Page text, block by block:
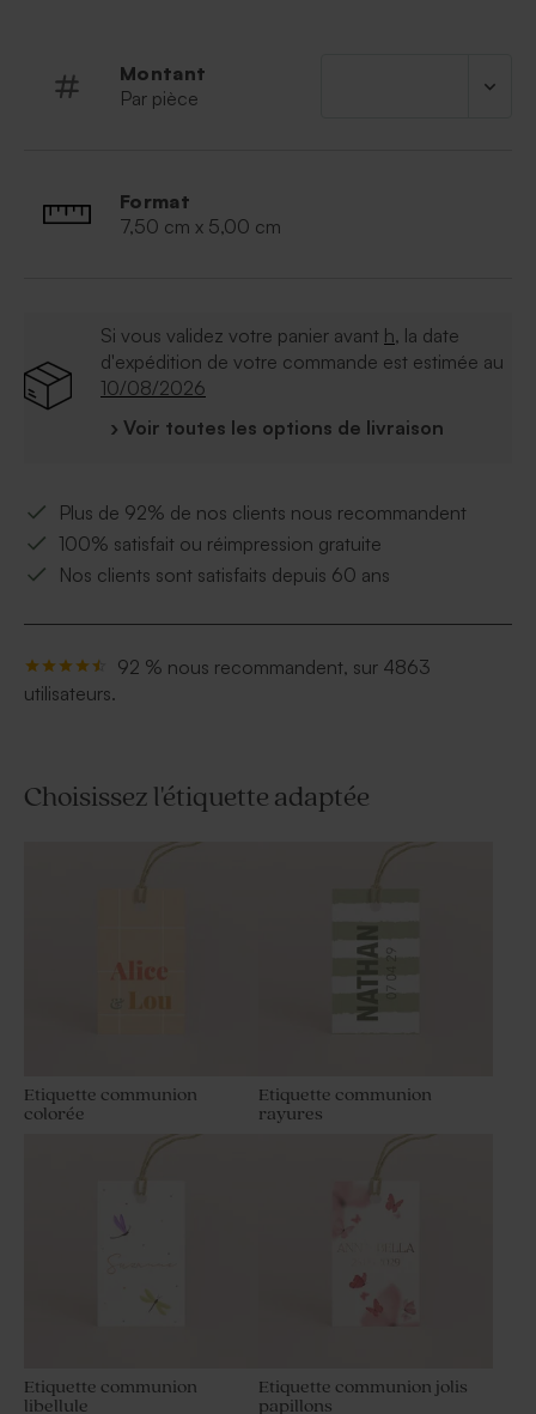
nouer au savon.
savons.
Avec un habillage en papier :
À retenir :
Palmiste de sodium, Glycérine, Parfum, Sorbitol,
Chlorure, Acide de palmiste, Diocétate de
glutamate tétrasodique, Graines de lavande, CI
17891, CI 51319, Linalol, Géraniol, Eugénol.
Durée de péremption : 36 mois
Montant
Par pièce
Format
7,50 cm x 5,00 cm
Si vous validez votre panier avant h, la date
d'expédition de votre commande est estimée au
10/08/2026
› Voir toutes les options de livraison
Plus de 92% de nos clients nous recommandent
100% satisfait ou réimpression gratuite
Nos clients sont satisfaits depuis 60 ans
92 % nous recommandent, sur 4863
utilisateurs.
Choisissez l'étiquette adaptée
Etiquette communion
colorée
Etiquette communion
rayures
Etiquette communion
libellule
Etiquette communion jolis
papillons